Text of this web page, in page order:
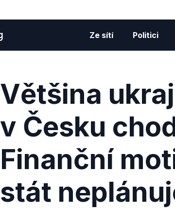
Ze sítí Politici
Většina
v Česku
Finanční
stát